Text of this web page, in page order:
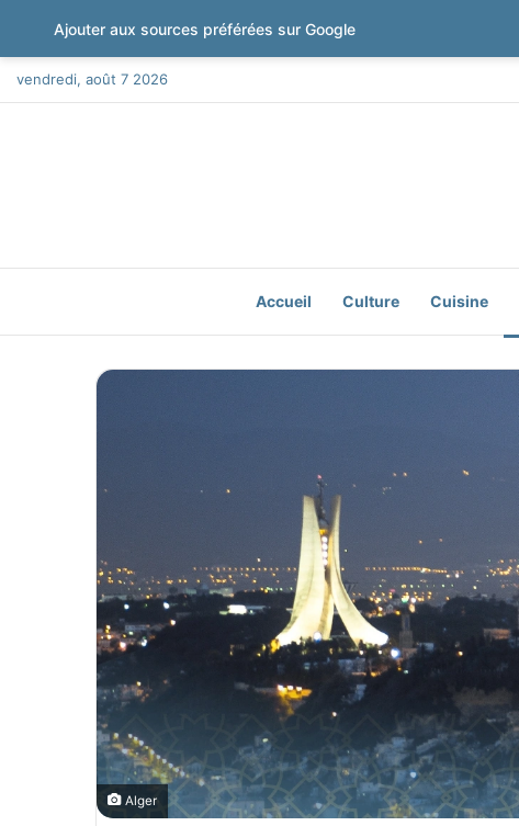
vendredi, août 7 2026
Accueil Culture Cuisine
Alger
Ajouter aux sources préférées sur Google